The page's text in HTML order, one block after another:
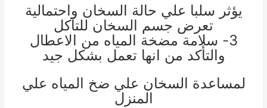
يؤثر سلبا علي حالة السخان واحتمالية
تعرض جسم السخان للتآكل
3- سلامة مضخة المياه من الاعطال
والتأكد من انها تعمل بشكل جيد
لمساعدة السخان علي ضخ المياه علي
المنزل